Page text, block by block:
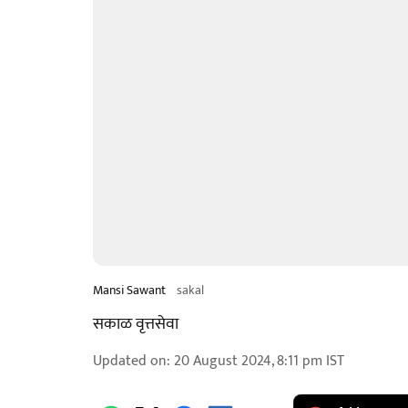
Mansi Sawant sakal
सकाळ वृत्तसेवा
Updated on: 20 August 2024, 8:11 pm IST